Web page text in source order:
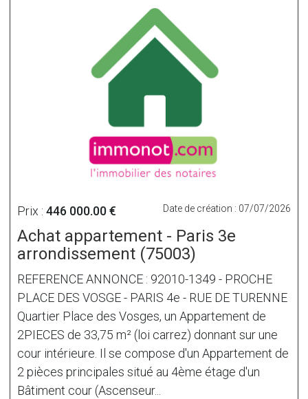
Prix : 446 000.00 € Date de création : 07/07/2026
Achat appartement - Paris 3e
arrondissement (75003)
REFERENCE ANNONCE : 92010-1349 - PROCHE
PLACE DES VOSGE - PARIS 4e - RUE DE TURENNE
Quartier Place des Vosges, un Appartement de
2PIECES de 33,75 m² (loi carrez) donnant sur une
cour intérieure. Il se compose d'un Appartement de
2 pièces principales situé au 4ème étage d'un
Bâtiment cour (Ascenseur...